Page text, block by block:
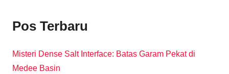
Pos Terbaru
Misteri Dense Salt Interface: Batas Garam Pekat di
Medee Basin